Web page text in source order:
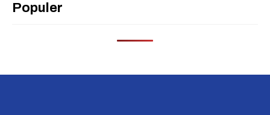
Populer